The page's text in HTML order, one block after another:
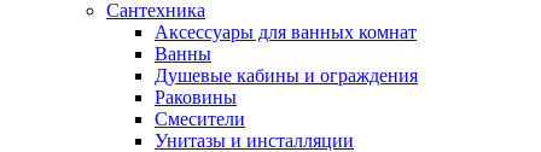
Сантехника
Аксессуары для ванных комнат
Ванны
Душевые кабины и ограждения
Раковины
Смесители
Унитазы и инсталляции